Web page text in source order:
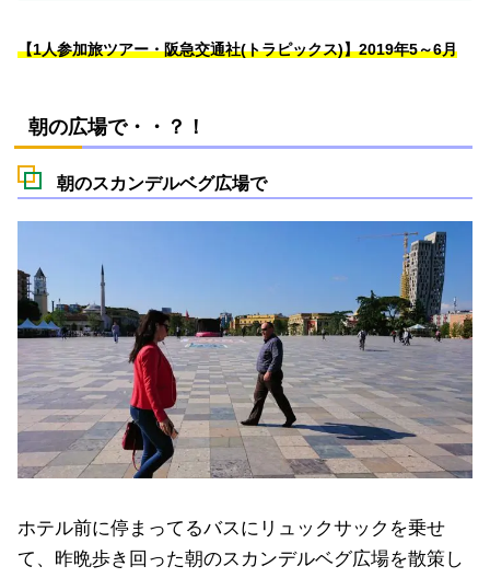
【1人参加旅ツアー・阪急交通社(トラピックス)】2019年5～6月
朝の広場で・・？！
朝のスカンデルベグ広場で
ホテル前に停まってるバスにリュックサックを乗せ
て、昨晩歩き回った朝のスカンデルベグ広場を散策し